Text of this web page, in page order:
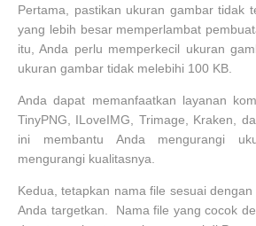
Pertama, pastikan ukuran gambar tidak
yang lebih besar memperlambat
itu, Anda perlu memperkecil ukuran
ukuran gambar tidak melebihi 100 KB.
Anda dapat memanfaatkan layanan
TinyPNG, ILoveIMG, Trimage, Kraken,
ini membantu Anda mengurangi
mengurangi kualitasnya.
Kedua, tetapkan nama file sesuai
Anda targetkan. Nama file yang cocok